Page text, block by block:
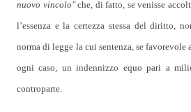
nuovo vincolo"che, di fatto, se venisse
l’essenza e la certezza stessa del diritto,
norma di legge la cui sentenza, se favorevole
ogni caso, un indennizzo equo pari a
controparte.